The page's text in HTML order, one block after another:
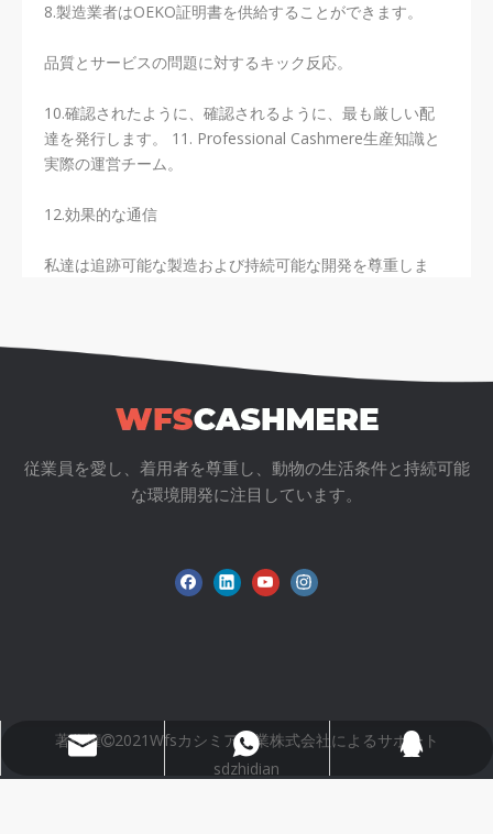
8.製造業者はOEKO証明書を供給することができます。
品質とサービスの問題に対するキック反応。
10.確認されたように、確認されるように、最も厳しい配
達を発行します。 11. Professional Cashmere生産知識と
実際の運営チーム。
12.効果的な通信
私達は追跡可能な製造および持続可能な開発を尊重しま
前:
次:
従業員を愛し、着用者を尊重し、動物の生活条件と持続可能
な環境開発に注目しています。
著作権2021Wfsカシミア工業株式会社によるサポート
sdzhidian
Wfs802@wfscashmere.com
+8618595279662
2917611817